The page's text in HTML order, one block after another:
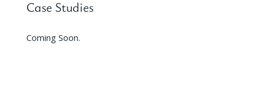
Case Studies
Coming Soon.